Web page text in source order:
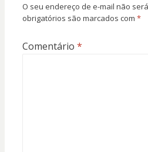
O seu endereço de e-mail não
obrigatórios são marcados com *
Comentário *